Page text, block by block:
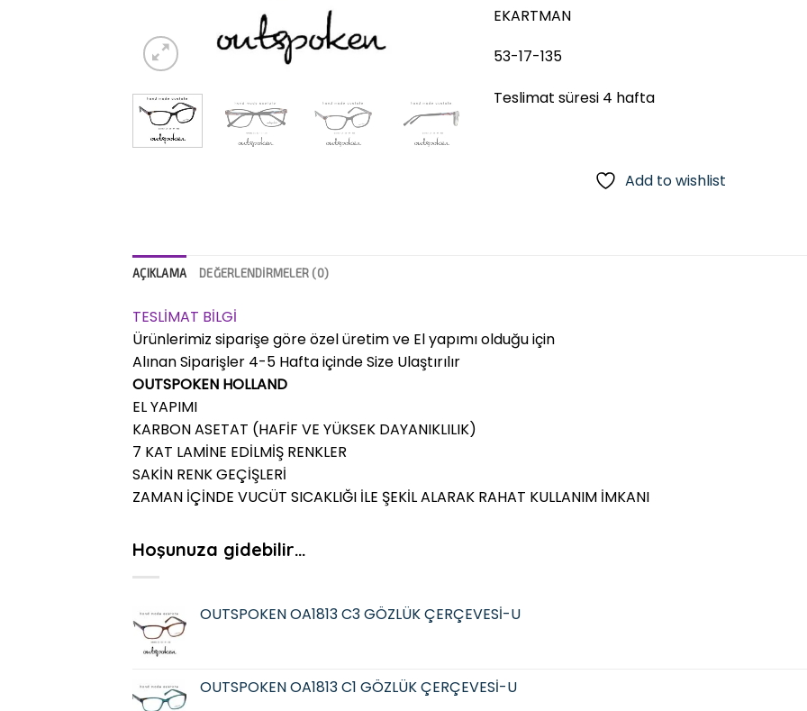
EKARTMAN
53-17-135
Teslimat süresi 4 hafta
Add to wishlist
AÇIKLAMA DEĞERLENDIRMELER (0)
TESLİMAT BİLGİ
Ürünlerimiz siparişe göre özel üretim ve El yapımı olduğu için
Alınan Siparişler 4-5 Hafta içinde Size Ulaştırılır
OUTSPOKEN HOLLAND
EL YAPIMI
KARBON ASETAT (HAFİF VE YÜKSEK DAYANIKLILIK)
7 KAT LAMİNE EDİLMİŞ RENKLER
SAKİN RENK GEÇİŞLERİ
ZAMAN İÇİNDE VUCÜT SICAKLIĞI İLE ŞEKİL ALARAK RAHAT KULLANIM İMKANI
Hoşunuza gidebilir…
OUTSPOKEN OA1813 C3 GÖZLÜK ÇERÇEVESİ-U
OUTSPOKEN OA1813 C1 GÖZLÜK ÇERÇEVESİ-U